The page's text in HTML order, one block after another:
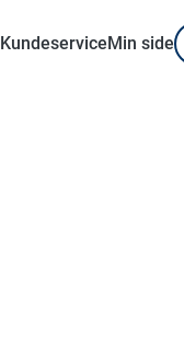
KundeserviceMin side